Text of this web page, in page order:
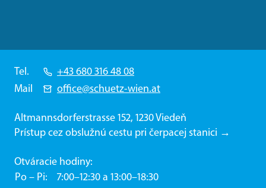
Tel.
+43 680 316 48 08
Mail
office@schuetz-wien.at
Altmannsdorferstrasse 152, 1230 Viedeň
Prístup cez obslužnú cestu pri čerpacej stanici →
Otváracie hodiny:
Po – Pi
7:00–12:30 a 13:00–18:30